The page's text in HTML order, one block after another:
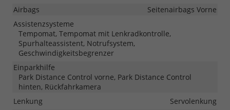
Airbags
Seitenairbags Vorne
Assistenzsysteme
Tempomat, Tempomat mit Lenkradkontrolle,
Spurhalteassistent, Notrufsystem,
Geschwindigkeitsbegrenzer
Einparkhilfe
Park Distance Control vorne, Park Distance Control
hinten, Rückfahrkamera
Lenkung
Servolenkung